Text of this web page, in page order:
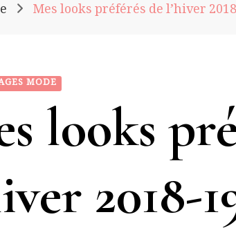
Mes looks préférés de l’hiver
MODE
looks
2018-